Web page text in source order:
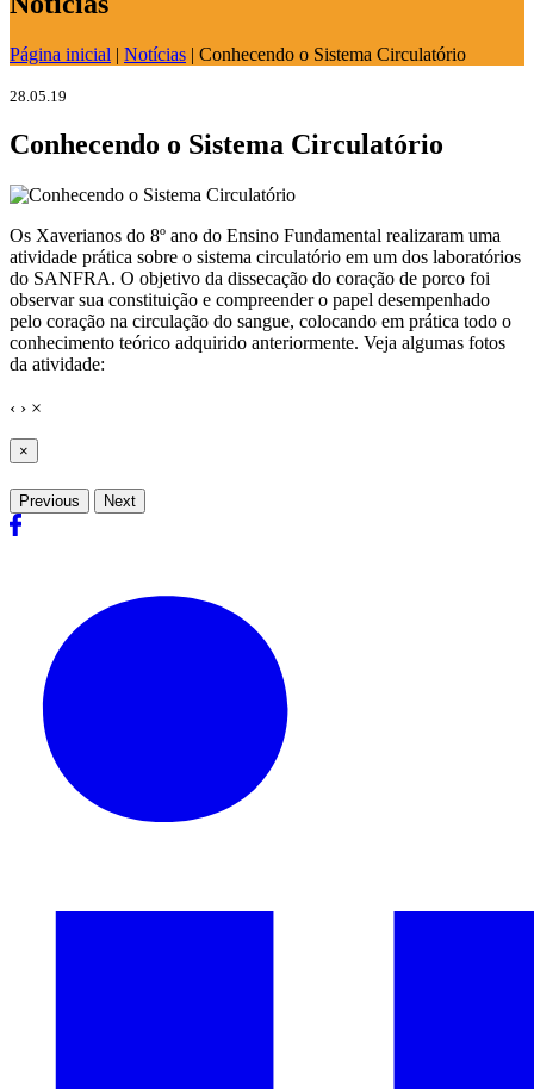
Página inicial | Notícias | Conhecendo o Sistema Circulatório
28.05.19
Conhecendo o Sistema Circulatório
Os Xaverianos do 8º ano do Ensino Fundamental realizaram uma
atividade prática sobre o sistema circulatório em um dos laboratórios
do SANFRA. O objetivo da dissecação do coração de porco foi
observar sua constituição e compreender o papel desempenhado
pelo coração na circulação do sangue, colocando em prática todo o
conhecimento teórico adquirido anteriormente. Veja algumas fotos
da atividade:
‹ › ×
×
Previous Next